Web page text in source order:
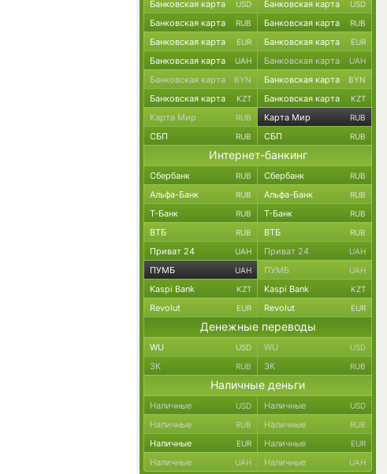
Банковская карта USD Банковская карта USD
Банковская карта RUB Банковская карта RUB
Банковская карта EUR Банковская карта EUR
Банковская карта UAH Банковская карта UAH
Банковская карта BYN Банковская карта BYN
Банковская карта KZT Банковская карта KZT
Карта Мир RUB Карта Мир RUB
СБП RUB СБП RUB
Интернет-банкинг
Сбербанк RUB Сбербанк RUB
Альфа-Банк RUB Альфа-Банк RUB
Т-Банк RUB Т-Банк RUB
ВТБ RUB ВТБ RUB
Приват 24 UAH Приват 24 UAH
ПУМБ UAH ПУМБ UAH
Kaspi Bank KZT Kaspi Bank KZT
Revolut EUR Revolut EUR
Денежные переводы
WU USD WU USD
ЗК RUB ЗК RUB
Наличные деньги
Наличные USD Наличные USD
Наличные RUB Наличные RUB
Наличные EUR Наличные EUR
Наличные UAH Наличные UAH